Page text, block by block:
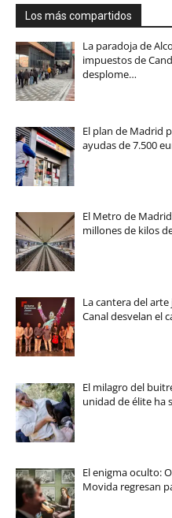
Los más compartidos
La paradoja de
impuestos de
desplome…
El plan de Madrid
ayudas de 7.500
El Metro de
millones de kilos
La cantera del
Canal desvelan el
El milagro del
unidad de élite ha
El enigma oculto:
Movida regresan